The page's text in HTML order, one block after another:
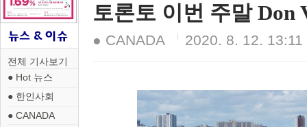
전체 기사보기
● Hot 뉴스
● 한인사회
● CANADA
토론토 이번 주말 Don
● CANADA 2020. 8. 12. 13:11